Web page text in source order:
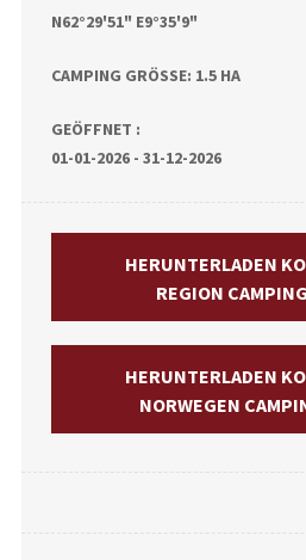
N62°29'51" E9°35'9"
CAMPING GRÖSSE: 1.5 HA
GEÖFFNET :
01-01-2026 - 31-12-2026
HERUNTERLADEN
REGION
HERUNTERLADEN
NORWEGEN